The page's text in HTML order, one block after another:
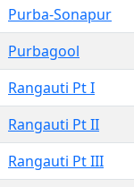
Purba-Sonapur
Purbagool
Rangauti Pt I
Rangauti Pt II
Rangauti Pt III